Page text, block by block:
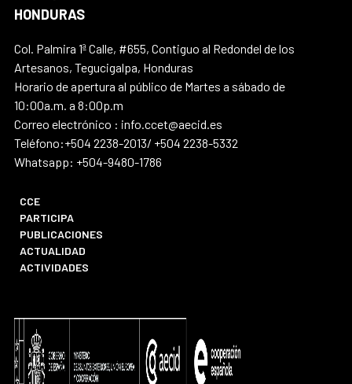
HONDURAS
Col. Palmira 1ª Calle, #655, Contiguo al Redondel de los
Artesanos, Tegucigalpa, Honduras
Horario de apertura al público de Martes a sábado de
10:00a.m. a 8:00p.m
Correo electrónico : info.ccet@aecid.es
Teléfono:+504 2238-2013/ +504 2238-5332
Whatsapp: +504-9480-1786
CCE
PARTICIPA
PUBLICACIONES
ACTUALIDAD
ACTIVIDADES